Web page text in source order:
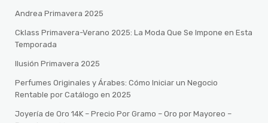
Andrea Primavera 2025
Cklass Primavera-Verano 2025: La Moda Que Se Impone en Esta
Temporada
Ilusión Primavera 2025
Perfumes Originales y Árabes: Cómo Iniciar un Negocio
Rentable por Catálogo en 2025
Joyería de Oro 14K – Precio Por Gramo – Oro por Mayoreo –